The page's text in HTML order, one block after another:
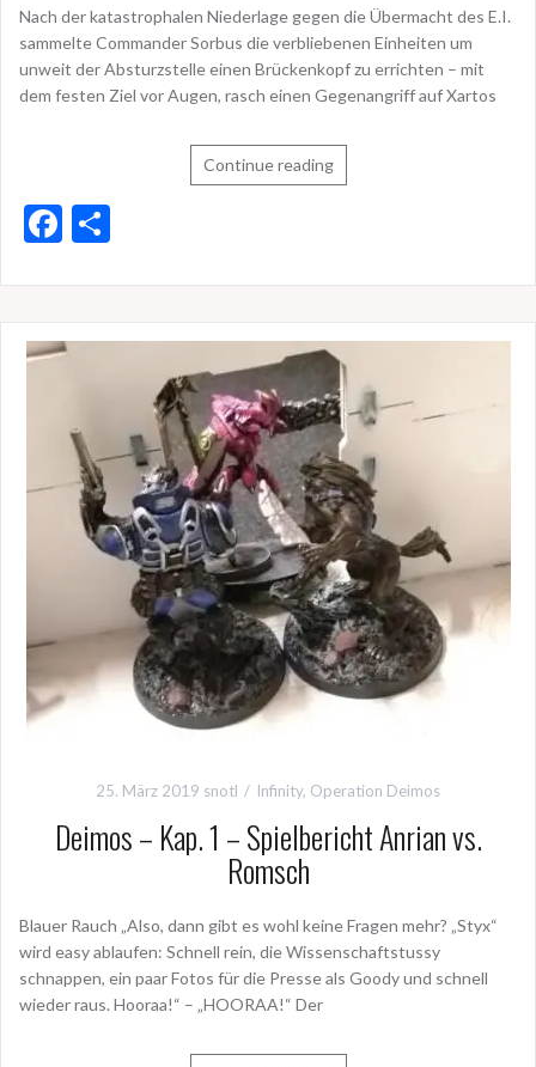
Nach der katastrophalen Niederlage gegen die Übermacht des E.I.
sammelte Commander Sorbus die verbliebenen Einheiten um
unweit der Absturzstelle einen Brückenkopf zu errichten – mit
dem festen Ziel vor Augen, rasch einen Gegenangriff auf Xartos
Continue reading
F
b
k
n
25. März 2019 snotl Infinity, Operation Deimos
Deimos – Kap. 1 – Spielbericht Anrian vs.
Romsch
Blauer Rauch „Also, dann gibt es wohl keine Fragen mehr? „Styx“
wird easy ablaufen: Schnell rein, die Wissenschaftstussy
schnappen, ein paar Fotos für die Presse als Goody und schnell
wieder raus. Hooraa!“ – „HOORAA!“ Der